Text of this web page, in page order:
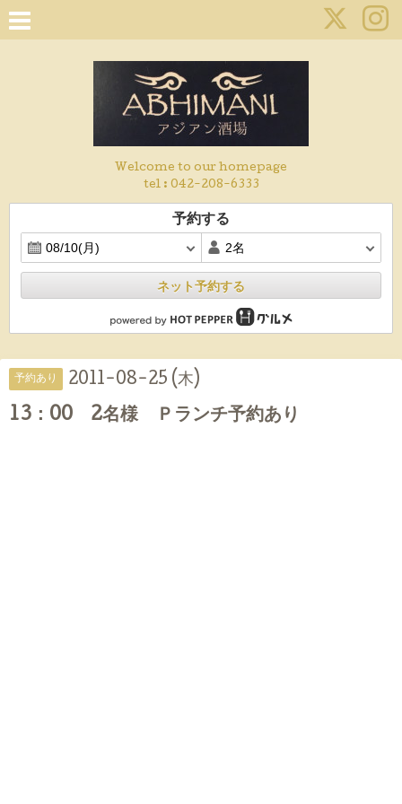
Welcome to our homepage
tel : 042-208-6333
予約する
ネット予約する
予約あり 2011-08-25 (木)
13：00 2名様 Ｐランチ予約あり